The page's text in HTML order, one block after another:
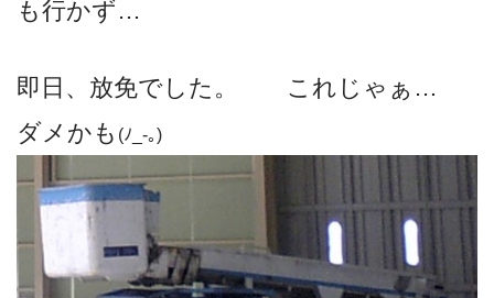
も行かず…
即日、放免でした。 これじゃぁ…
ダメかも (ﾉ_-｡)